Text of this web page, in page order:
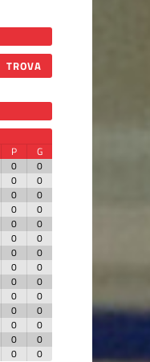
P
G
0
0
0
0
0
0
0
0
0
0
0
0
0
0
0
0
0
0
0
0
0
0
0
0
0
0
0 0